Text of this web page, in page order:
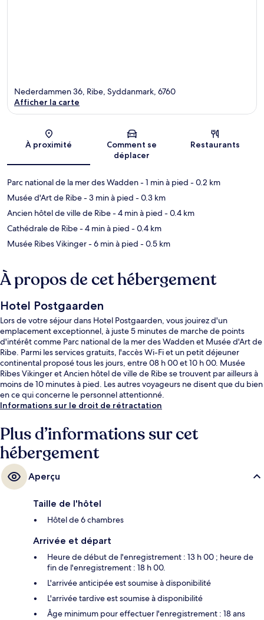
Carte
Nederdammen 36, Ribe, Syddanmark, 6760
Afficher la carte
À proximité
Comment se
déplacer
Restaurants
Parc national de la mer des Wadden- 1 min à pied - 0.2 km
Musée d'Art de Ribe- 3 min à pied - 0.3 km
Ancien hôtel de ville de Ribe- 4 min à pied - 0.4 km
Cathédrale de Ribe- 4 min à pied - 0.4 km
Musée Ribes Vikinger- 6 min à pied - 0.5 km
À propos de cet hébergement
Hotel Postgaarden
Lors de votre séjour dans Hotel Postgaarden, vous jouirez d'un
emplacement exceptionnel, à juste 5 minutes de marche de points
d'intérêt comme Parc national de la mer des Wadden et Musée d'Art de
Ribe. Parmi les services gratuits, l'accès Wi-Fi et un petit déjeuner
continental proposé tous les jours, entre 08 h 00 et 10 h 00. Musée
Ribes Vikinger et Ancien hôtel de ville de Ribe se trouvent par ailleurs à
moins de 10 minutes à pied. Les autres voyageurs ne disent que du bien
en ce qui concerne le personnel attentionné.
Informations sur le droit de rétractation
Plus d’informations sur cet
hébergement
Aperçu
Taille de l'hôtel
Hôtel de 6 chambres
Arrivée et départ
Heure de début de l'enregistrement : 13 h 00 ; heure de
fin de l'enregistrement : 18 h 00.
L'arrivée anticipée est soumise à disponibilité
L'arrivée tardive est soumise à disponibilité
Âge minimum pour effectuer l'enregistrement : 18 ans